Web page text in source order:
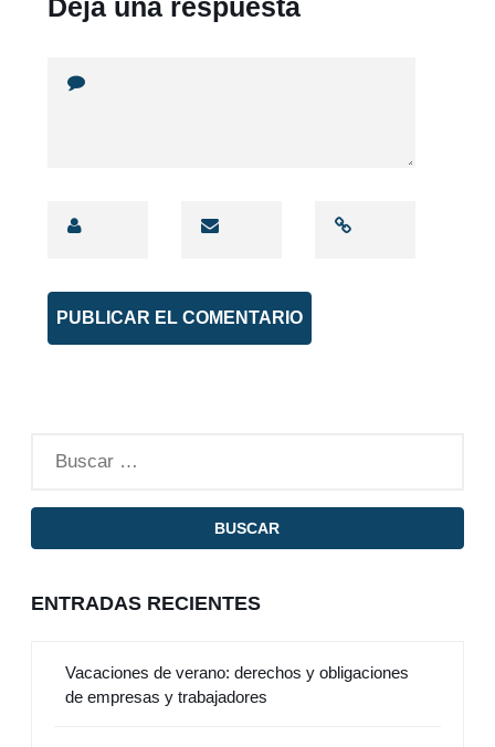
Deja una respuesta
ENTRADAS RECIENTES
Vacaciones de verano: derechos y obligaciones
de empresas y trabajadores